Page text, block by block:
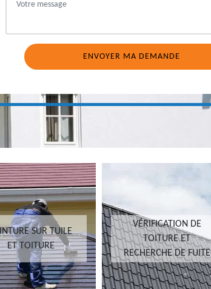
SUR TUILE
ET TOITURE
VÉRIFICATION DE
TOITURE ET
RECHERCHE DE FUITE